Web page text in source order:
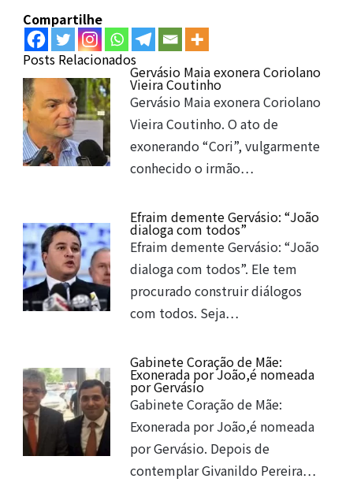
Compartilhe
Posts Relacionados
Gervásio Maia exonera Coriolano
Vieira Coutinho
Gervásio Maia exonera Coriolano
Vieira Coutinho. O ato de
exonerando “Cori”, vulgarmente
conhecido o irmão…
Efraim demente Gervásio: “João
dialoga com todos”
Efraim demente Gervásio: “João
dialoga com todos”. Ele tem
procurado construir diálogos
com todos. Seja…
Gabinete Coração de Mãe:
Exonerada por João,é nomeada
por Gervásio
Gabinete Coração de Mãe:
Exonerada por João,é nomeada
por Gervásio. Depois de
contemplar Givanildo Pereira…